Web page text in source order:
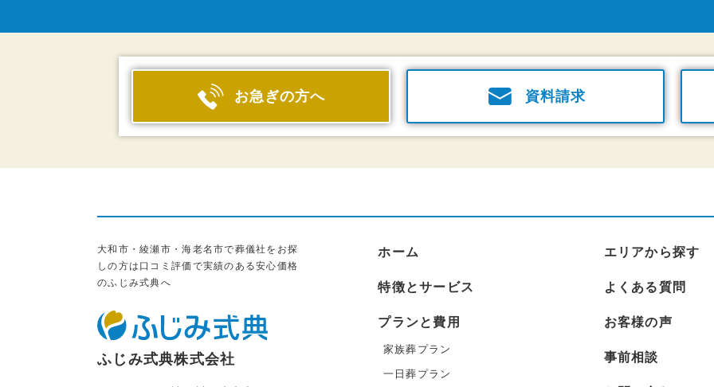
お急ぎの方へ 資料請求
大和市・綾瀬市・海老名市で葬儀社をお探
しの方は口コミ評価で実績のある安心価格
のふじみ式典へ
ふじみ式典株式会社
ホーム
特徴とサービス
プランと費用
家族葬プラン
一日葬プラン
エリアから探す
よくある質問
お客様の声
事前相談